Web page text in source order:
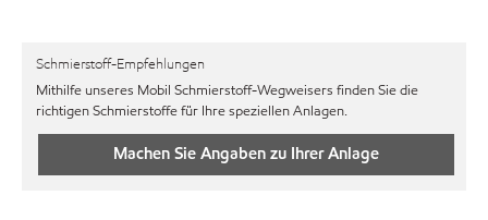
Schmierstoff-Empfehlungen
Mithilfe unseres Mobil Schmierstoff-Wegweisers finden Sie die
richtigen Schmierstoffe für Ihre speziellen Anlagen.
Machen Sie Angaben zu Ihrer Anlage